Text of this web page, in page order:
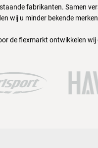
fabrikanten. Samen
wij u minder bekende
de flexmarkt ontwikkelen